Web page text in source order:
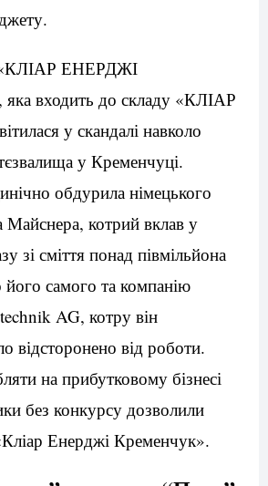
ЕНЕРДЖІ
входить до складу «КЛІАР
у скандалі навколо
у Кременчуці.
обдурила німецького
Майснера, котрий вклав у
зі сміття понад півмільйона
його самого та компанію
AG, котру він
відсторонено від роботи.
на прибутковому бізнесі
без конкурсу дозволили
Енерджі Кременчук».